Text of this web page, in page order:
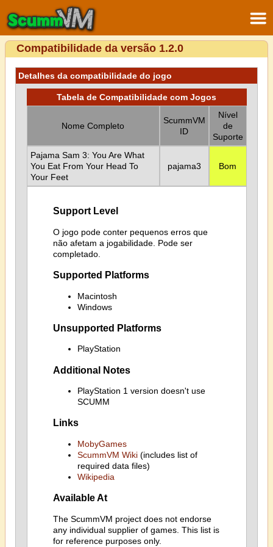
Compatibilidade da versão 1.2.0
Detalhes da compatibilidade do jogo
Tabela de Compatibilidade com Jogos
Nome Completo
ScummVM
ID
Nível
de
Suporte
Pajama Sam 3: You Are What
You Eat From Your Head To
Your Feet
pajama3 Bom
Support Level
O jogo pode conter pequenos erros que
não afetam a jogabilidade. Pode ser
completado.
Supported Platforms
Macintosh
Windows
Unsupported Platforms
PlayStation
Additional Notes
PlayStation 1 version doesn't use
SCUMM
Links
MobyGames
ScummVM Wiki(includes list of
required data files)
Wikipedia
Available At
The ScummVM project does not endorse
any individual supplier of games. This list is
for reference purposes only.